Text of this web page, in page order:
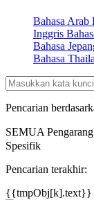
Bahasa Arab
Inggris
Bahasa
Bahasa
Pencarian
SEMUA Pengarang
Spesifik
Pencarian terakhir:
{{tmpObj[k].text}}